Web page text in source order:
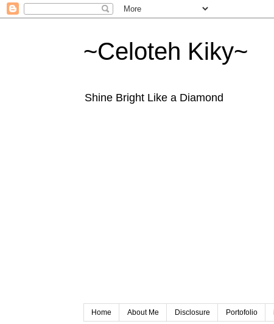
~Celoteh Kiky~
Shine Bright Like a Diamond
Home About Me Disclosure Portofolio